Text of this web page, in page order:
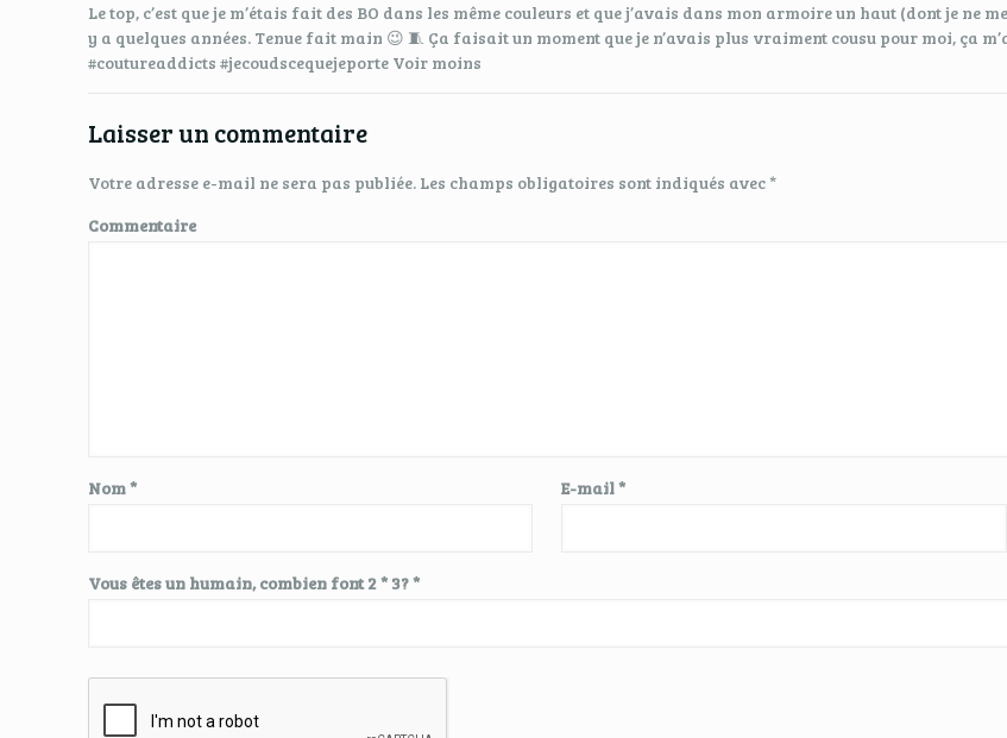
Le top, c’est que je m’étais fait des BO dans les même couleurs et que j’avais dans mon armoire un haut (dont je ne
y a quelques années. Tenue fait main 😉 🧵 Ça faisait un moment que je n’avais plus vraiment cousu pour moi, ça
#coutureaddicts #jecoudscequejeporte Voir moins
Laisser un commentaire
Votre adresse e-mail ne sera pas publiée. Les champs obligatoires sont indiqués avec*
Commentaire
Nom* E-mail*
Vous êtes un humain, combien font 2 * 3? *